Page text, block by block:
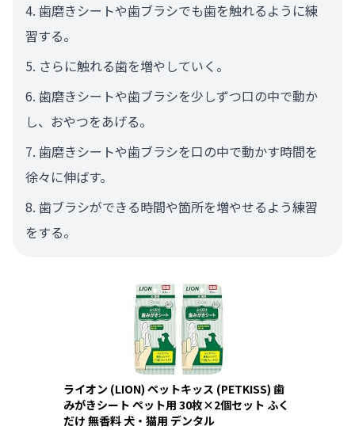
歯磨きシートや歯ブラシでも歯を触れるように練
習する。
さらに触れる歯を増やしていく。
歯磨きシートや歯ブラシを少しずつ口の中で動か
し、おやつをあげる。
歯磨きシートや歯ブラシを口の中で動かす時間を
徐々に伸ばす。
歯ブラシができる時間や箇所を増やせるよう練習
をする。
ライオン (LION) ペットキッス (PETKISS) 歯
みがきシート ペット用 30枚×2個セット ふく
だけ 無香料 犬・猫用 デンタル